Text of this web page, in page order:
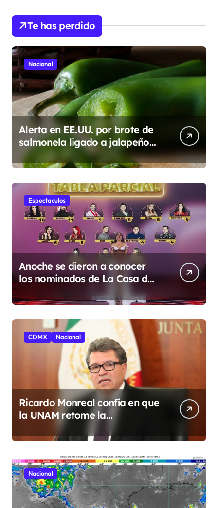
Te has perdido
Nacional
Alerta en EE.UU. por brote de
salmonela ligado a jalapeños
mexicanos; reportan 345
casos
Espectaculos
Anoche se dieron a conocer
los nominados de La Casa de
los Famosos México 2026 en la
segunda semana
CDMX Nacional
Ricardo Monreal confía en que
la UNAM retome la
normalidad e inicie el
semestre mediante el diálogo
Nacional